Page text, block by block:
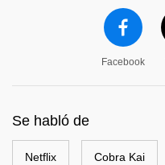
Facebook
Se habló de
Netflix Cobra Kai